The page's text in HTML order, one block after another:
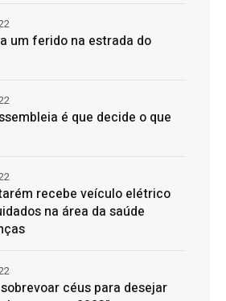
um ferido na estrada do
é que decide o que
recebe veículo elétrico
na área da saúde
céus para desejar